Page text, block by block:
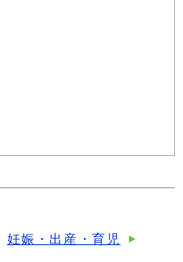
妊娠・出産・育児